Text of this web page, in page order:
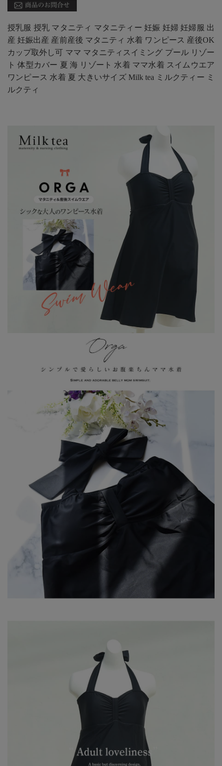
授乳服 授乳 マタニティ マタニティー 妊娠 妊婦 妊婦服 出
産 妊娠出産 産前産後 マタニティ 水着 ワンピース 産後OK
カップ取外し可 ママ マタニティスイミング プール リゾー
ト 体型カバー 夏 海 リゾート 水着 ママ水着 スイムウエア
ワンピース 水着 夏 大きいサイズ Milk tea ミルクティー ミ
ルクティ